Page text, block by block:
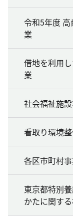
令和5年度
業
借地を利用
業
社会福祉施
看取り環境
各区市町村
東京都特別
かたに関す